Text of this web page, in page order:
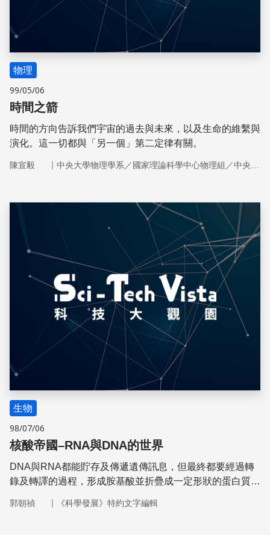
物理
99/05/06
時間之箭
時間的方向告訴我們宇宙的過去與未來，以及生命的維繫與
演化。這一切都與「另一個」第二定律有關。
陳宣毅 ｜
儲存
生物
98/07/06
核酸帝國–RNA與DNA的世界
DNA與RNA都能貯存及傳遞遺傳訊息，但最終都要經過轉
錄及轉譯的過程，形成胺基酸並折疊成一定形狀的蛋白質，
郭朝禎 ｜ 《科學發展》特約文字編輯